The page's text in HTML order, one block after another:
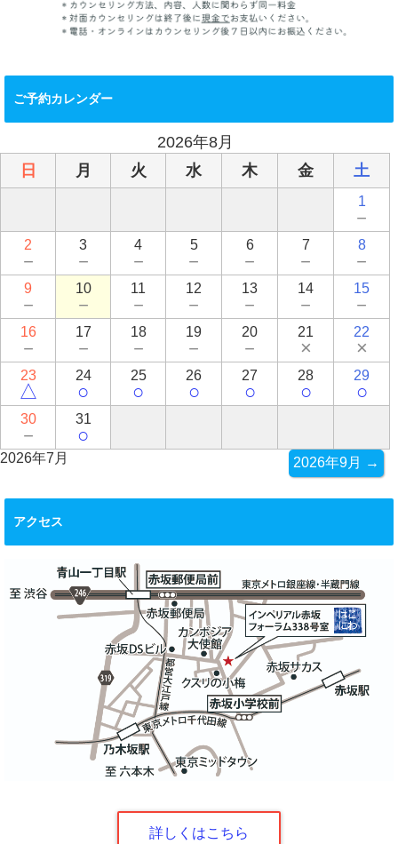
ご予約カレンダー
2026年8月
日
月 火 水 木 金 土
1
－
2
－
3
－
4
－
5
－
6
－
7
－
8
－
9
－
10
－
11
－
12
－
13
－
14
－
15
－
16
－
17
－
18
－
19
－
20
－
21
×
22
×
23
△
24
○
25
○
26
○
27
○
28
○
29
○
30
－
31
○
2026年7月 2026年9月 →
アクセス
詳しくはこちら